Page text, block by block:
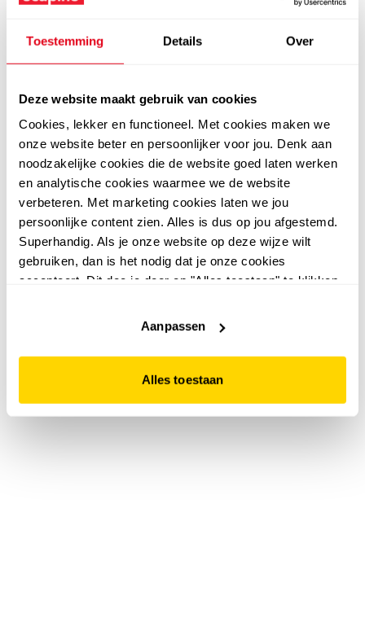
Toestemming Details Over
Deze website maakt gebruik van cookies
Cookies, lekker en functioneel. Met cookies maken we
onze website beter en persoonlijker voor jou. Denk aan
noodzakelijke cookies die de website goed laten werken
en analytische cookies waarmee we de website
verbeteren. Met marketing cookies laten we jou
persoonlijke content zien. Alles is dus op jou afgestemd.
Superhandig. Als je onze website op deze wijze wilt
gebruiken, dan is het nodig dat je onze cookies
accepteert. Dit doe je door op "Alles toestaan" te klikken.
website niet optimaal functioneert.
Aanpassen
Alles toestaan